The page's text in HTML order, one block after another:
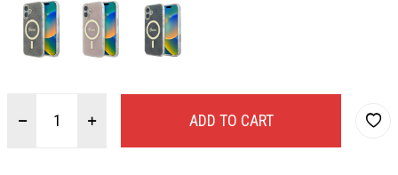
ADD TO CART